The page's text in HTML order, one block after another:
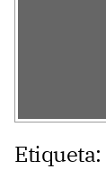
Etiqueta: